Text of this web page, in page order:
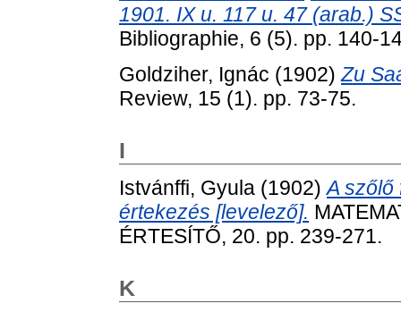
1901. IX u. 117 u. 47 (arab.)
Bibliographie, 6 (5). pp. 140-
Goldziher, Ignác (1902)Zu
Review, 15 (1). pp. 73-75.
I
Istvánffi, Gyula (1902)A szőlő
értekezés [levelező].
ÉRTESÍTŐ, 20. pp. 239-271.
K